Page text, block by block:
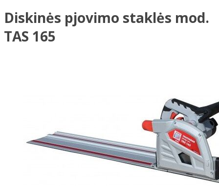
Diskinės pjovimo staklės mod.
TAS 165